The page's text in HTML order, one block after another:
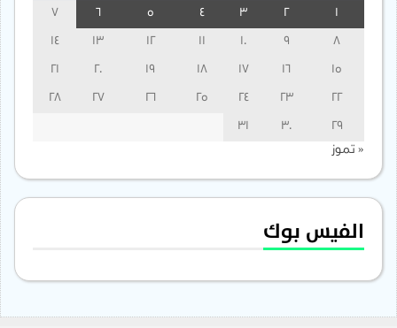
3
13
14
15
16
17
18
19
20
21
22
23
24
25
26
27
28
29
30
31
« تموز
الفيس بوك